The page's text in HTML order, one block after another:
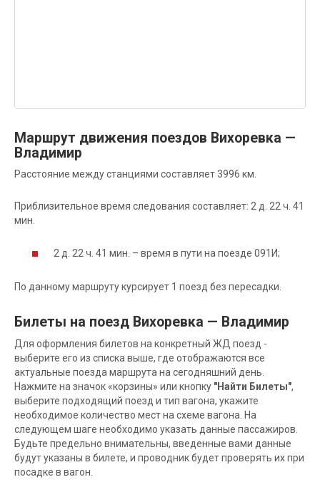
Маршрут движения поездов Вихоревка —
Владимир
Расстояние между станциями составляет 3996 км.
Приблизительное время следования составляет: 2 д. 22 ч. 41
мин.
2 д. 22 ч. 41 мин. – время в пути на поезде 091И;
По данному маршруту курсирует 1 поезд без пересадки.
Билеты на поезд Вихоревка — Владимир
Для оформления билетов на конкретный ЖД поезд -
выберите его из списка выше, где отображаются все
актуальные поезда маршрута на сегодняшний день.
Нажмите на значок «корзины» или кнопку "Найти Билеты",
выберите подходящий поезд и тип вагона, укажите
необходимое количество мест на схеме вагона. На
следующем шаге необходимо указать данные пассажиров.
Будьте предельно внимательны, введенные вами данные
будут указаны в билете, и проводник будет проверять их при
посадке в вагон.